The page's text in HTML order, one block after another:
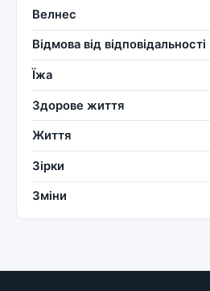
Велнес
Відмова від відповідальності
Їжа
Здорове життя
Життя
Зірки
Зміни